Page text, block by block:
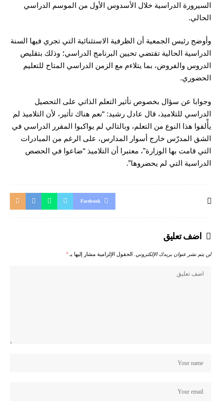
السيرورة الدراسية خلال الأسدوس الأول من الموسم الدراسي
الحالي.
وأوضح رئيس الجمعية أن الظرفية الاستثنائية التي تجري فيها السنة
الدراسية الحالية تقتضي تحيين البرنامج الدراسي؛ وذلك بتقليص
الدروس والفروض، بما يتلاءم مع الزمن الدراسي المتاح للتعليم
الحضوري.
وجوابا عن سؤال بخصوص تأثير التعلم الذاتي على التحصيل
الدراسي للتلاميذ، قال عادل رشيد: “نعم هناك تأثير، لأن التلاميذ لم
يأْلفوا هذا النوع من التعلم، وبالتالي لم يواكبوا المقرر الدراسي في
الشق المدرّس خارج أسوار المدارس، على الرغم من المبادرات
التي قامت بها الوزارة”، معتبرا أن التلاميذ “ضاعوا في الحصص
الدراسية التي لم يحضروها”.
Facebook
اضف تعليق
لن يتم نشر عنوان بريدك الإلكتروني. الحقول الإلزامية مشار إليها بـ *